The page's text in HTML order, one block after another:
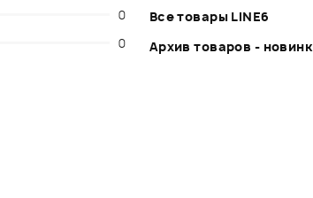
0
0
Все товары LINE6
Архив товаров -